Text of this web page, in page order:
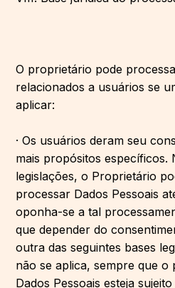
O proprietário pode
relacionados a usuários se
aplicar:
· Os usuários deram seu
mais propósitos específicos.
legislações, o Proprietário
processar Dados Pessoais
oponha-se a tal
que depender do
outra das seguintes bases
não se aplica, sempre que o
Dados Pessoais esteja